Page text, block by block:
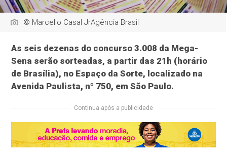
© Marcello Casal JrAgência Brasil
As seis dezenas do concurso 3.008 da Mega-
Sena serão sorteadas, a partir das 21h (horário
de Brasília), no Espaço da Sorte, localizado na
Avenida Paulista, nº 750, em São Paulo.
Continua após a publicidade